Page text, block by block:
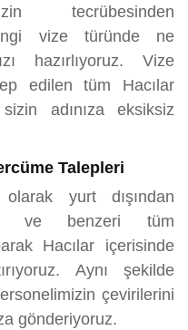
tecrübesinden
vize türünde ne
hazırlıyoruz. Vize
edilen tüm Hacılar
adınıza eksiksiz
Talepleri
yurt dışından
ve benzeri tüm
Hacılar içerisinde
Aynı şekilde
çevirilerini
gönderiyoruz.